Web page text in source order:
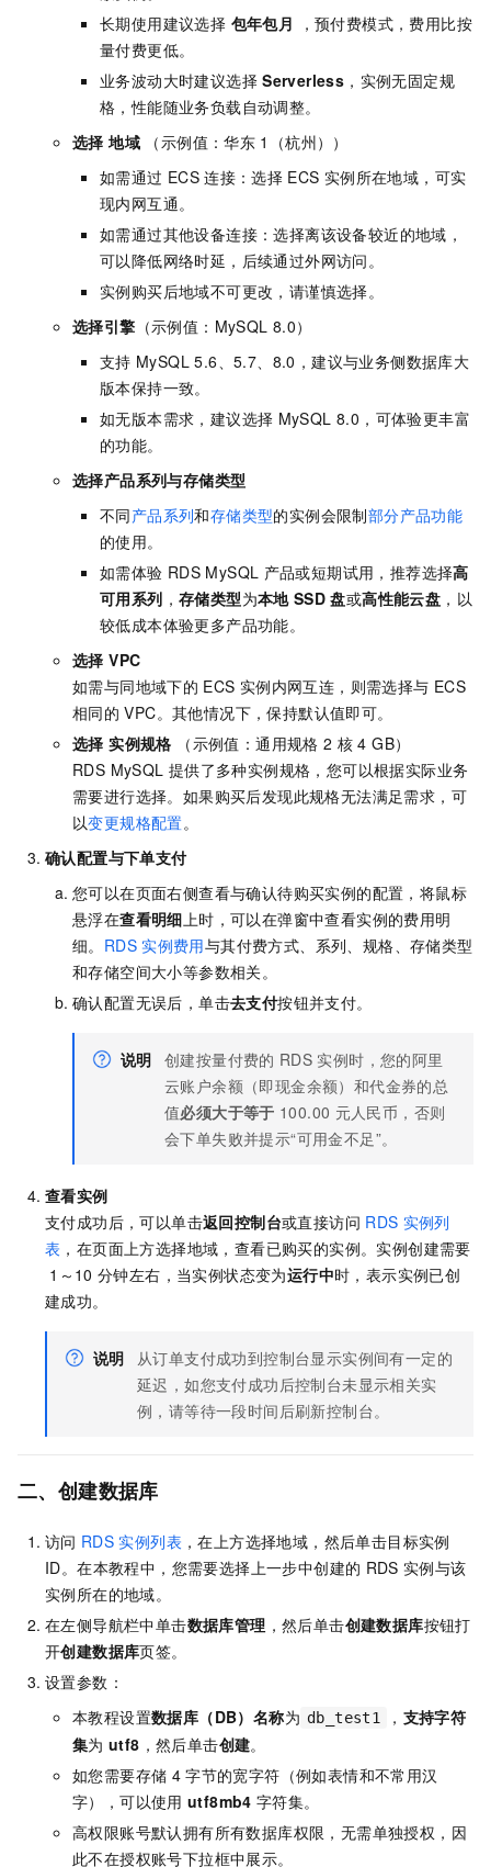
长期使用建议选择 包年包月
，预付费模式，费用比按
量付费更低。
业务波动大时建议选择 Serverless ，实例无固定规
格，性能随业务负载自动调整。
选择 地域 （示例值：华东 1（杭州））
如需通过 ECS 连接：选择 ECS 实例所在地域，可实
现内网互通。
如需通过其他设备连接：选择离该设备较近的地域，
可以降低网络时延，后续通过外网访问。
实例购买后地域不可更改，请谨慎选择。
选择引擎 （示例值：MySQL 8.0）
支持 MySQL 5.6、5.7、8.0，建议与业务侧数据库大
版本保持一致。
如无版本需求，建议选择 MySQL 8.0，可体验更丰富
的功能。
选择产品系列与存储类型
不同产品系列和存储类型的实例会限制部分产品功能
的使用。
如需体验 RDS MySQL 产品或短期试用，推荐选择高
可用系列 ，存储类型为本地 SSD 盘或高性能云盘 ，以
较低成本体验更多产品功能。
选择 VPC
如需与同地域下的 ECS 实例内网互连，则需选择与 ECS
相同的 VPC。其他情况下，保持默认值即可。
选择 实例规格 （示例值：通用规格 2 核 4 GB）
RDS MySQL 提供了多种实例规格，您可以根据实际业务
需要进行选择。如果购买后发现此规格无法满足需求，可
以变更规格配置。
确认配置与下单支付
您可以在页面右侧查看与确认待购买实例的配置，将鼠标
悬浮在查看明细上时，可以在弹窗中查看实例的费用明
细。 RDS 实例费用与其付费方式、系列、规格、存储类型
和存储空间大小等参数相关。
确认配置无误后，单击去支付按钮并支付。
说明 创建按量付费的 RDS 实例时，您的阿里
云账户余额（即现金余额）和代金券的总
值必须大于等于 100.00 元人民币，否则
会下单失败并提示“可用金不足”。
查看实例
支付成功后，可以单击返回控制台或直接访问 RDS 实例列
表 ，在页面上方选择地域，查看已购买的实例。实例创建需要
1～10 分钟左右，当实例状态变为运行中时，表示实例已创
建成功。
说明
从订单支付成功到控制台显示实例间有一定的
延迟，如您支付成功后控制台未显示相关实
例，请等待一段时间后刷新控制台。
二、创建数据库
访问 RDS 实例列表 ，在上方选择地域，然后单击目标实例
ID。在本教程中，您需要选择上一步中创建的 RDS 实例与该
实例所在的地域。
在左侧导航栏中单击数据库管理 ，然后单击创建数据库按钮打
开创建数据库页签。
设置参数：
本教程设置数据库（DB）名称为 db_test1 ， 支持字符
集为 utf8 ，然后单击创建。
如您需要存储 4 字节的宽字符（例如表情和不常用汉
字），可以使用 utf8mb4 字符集。
高权限账号默认拥有所有数据库权限，无需单独授权，因
此不在授权账号下拉框中展示。